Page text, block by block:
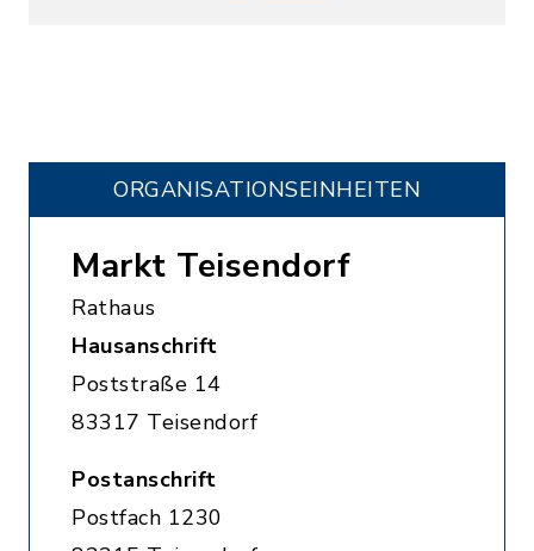
ORGANISATIONS­EINHEITEN
Markt Teisendorf
Rathaus
Hausanschrift
Poststraße 14
83317 Teisendorf
Postanschrift
Postfach 1230